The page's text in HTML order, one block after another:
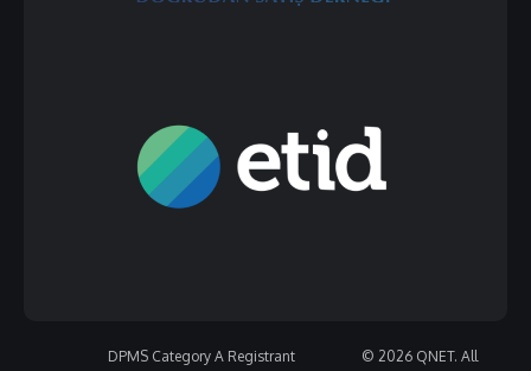
© 2026 QNET. All
DPMS Category A Registrant